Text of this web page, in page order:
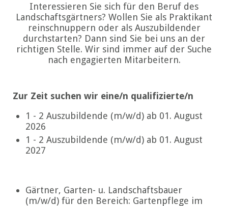
Interessieren Sie sich für den Beruf des
Landschaftsgärtners? Wollen Sie als Praktikant
reinschnuppern oder als Auszubildender
durchstarten? Dann sind Sie bei uns an der
richtigen Stelle. Wir sind immer auf der Suche
nach engagierten Mitarbeitern.
Zur Zeit suchen wir eine/n qualifizierte/n
1 - 2 Auszubildende (m/w/d) ab 01. August
2026
1 - 2 Auszubildende (m/w/d) ab 01. August
2027
Gärtner, Garten- u. Landschaftsbauer
(m/w/d) für den Bereich: Gartenpflege im